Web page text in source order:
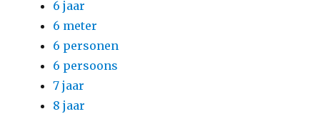
6 jaar
6 meter
6 personen
6 persoons
7 jaar
8 jaar